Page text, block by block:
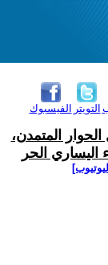
الفيسبوك التويتر
المتمدن،
الحر